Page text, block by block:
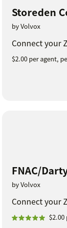
Storeden
by Volvox
Connect your
$2.00 per agent,
FNAC/
by Volvox
Connect your